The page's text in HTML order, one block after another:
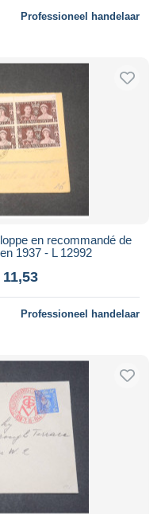
Professioneel handelaar
en recommandé de
1937 - L 12992
Professioneel handelaar